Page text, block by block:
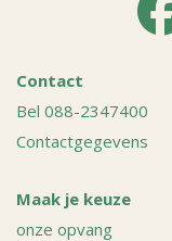
Contact
Bel 088-2347400
Contactgegevens
Maak je keuze
onze opvang